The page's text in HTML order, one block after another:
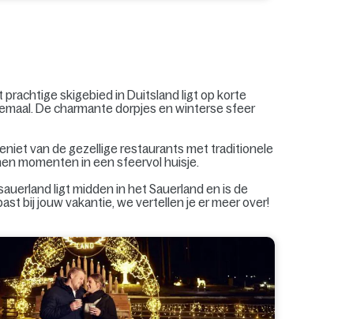
skigebied in Duitsland ligt op korte
De charmante dorpjes en winterse sfeer
van de gezellige restaurants met traditionele
momenten in een sfeervol huisje.
ligt midden in het Sauerland en is de
bij jouw vakantie, we vertellen je er meer over!